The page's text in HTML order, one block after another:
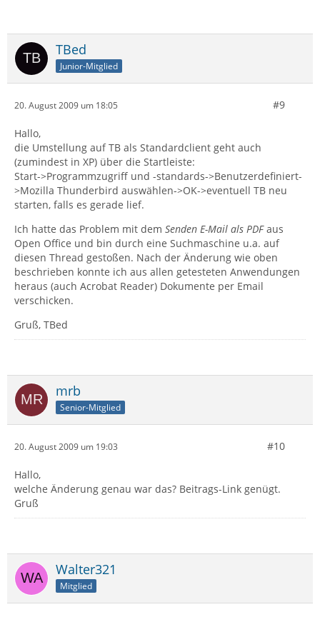
TBed
Junior-Mitglied
20. August 2009 um 18:05 #9
Hallo,
die Umstellung auf TB als Standardclient geht auch
(zumindest in XP) über die Startleiste:
Start->Programmzugriff und -standards->Benutzerdefiniert-
>Mozilla Thunderbird auswählen->OK->eventuell TB neu
starten, falls es gerade lief.
Ich hatte das Problem mit dem Senden E-Mail als PDFaus
Open Office und bin durch eine Suchmaschine u.a. auf
diesen Thread gestoßen. Nach der Änderung wie oben
beschrieben konnte ich aus allen getesteten Anwendungen
heraus (auch Acrobat Reader) Dokumente per Email
verschicken.
Gruß, TBed
mrb
Senior-Mitglied
20. August 2009 um 19:03 #10
Hallo,
welche Änderung genau war das? Beitrags-Link genügt.
Gruß
Walter321
Mitglied